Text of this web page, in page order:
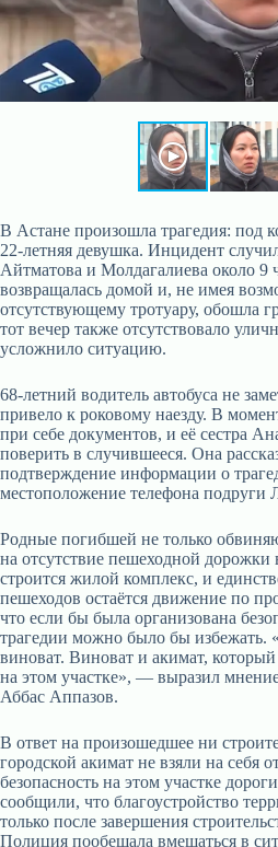
В Астане произошла трагедия: под
22-летняя девушка. Инцидент
Айтматова и Молдагалиева около 9
возвращалась домой и, не имея
отсутствующему тротуару, обошла
тот вечер также отсутствовало
усложнило ситуацию.
68-летний водитель автобуса не
привело к роковому наезду. В
при себе документов, и её сестра
поверить в случившееся. Она
подтверждение информации о
местоположение телефона подруги
Родные погибшей не только
на отсутствие пешеходной дорожки
строится жилой комплекс, и
пешеходов остаётся движение по
что если бы была организована
трагедии можно было бы избежать.
виноват. Виноват и акимат, который
на этом участке», — выразил
Аббас Аппазов.
В ответ на произошедшее ни
городской акимат не взяли на себя
безопасность на этом участке
сообщили, что благоустройство
только после завершения
Полиция пообещала вмешаться в